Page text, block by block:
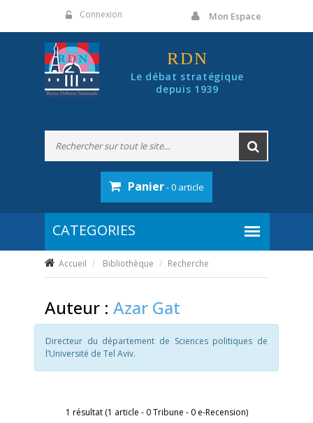
Connexion Mon Espace
RDN
Le débat stratégique
depuis 1939
Panier- 0 article
Accueil Bibliothèque Recherche
Auteur : Azar Gat
Directeur du département de Sciences politiques de
l’Université de Tel Aviv.
1 résultat (1 article - 0 Tribune - 0 e-Recension)